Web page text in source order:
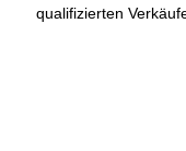
qualifizierten